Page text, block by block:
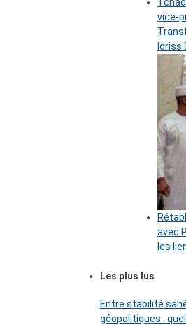
vice-
Idriss
avec
les
Les plus lus
Entre stabilité
géopolitiques :